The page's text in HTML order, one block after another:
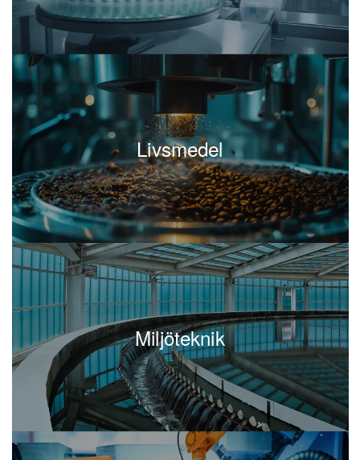
Kompetenta projektledareoch projektchefer gör
en markant skillnad i företagets förmåga att
hantera fler och mer komplicerade projekt. Med
deras ledarskap blir projektledningen smidig, och
de säkerställer att kommunikationen mellan olika
intressenter alltid flyter väl. I företag som
genomgår enständigt växandeprojektportfölj är
det nödvändigt att ha en stark projektchef som
kan sköta övergångar och utveckla enhetliga
processer.
Förrekryterande chefersom letar efter en
projektchef är det avgörande att genomföra en
kompetensbaserad rekryteringför att
säkerställa att den nya chefen har rätt färdigheter,
ledarskapserfarenhet och strategiska tänkande för
att driva företagets projekt framåt.
Sammanfattning
Attrekrytera en projektchefär avgörande för
Livsmedel
Miljöteknik